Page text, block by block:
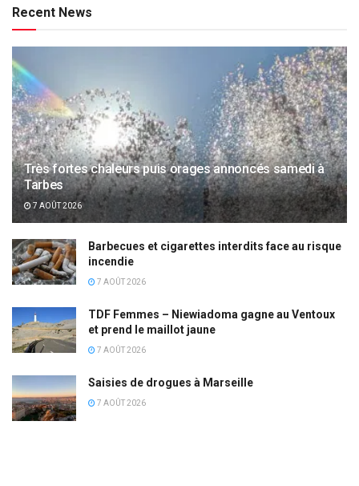
Recent News
Très fortes chaleurs puis orages annoncés samedi à
Tarbes
7 AOÛT 2026
Barbecues et cigarettes interdits face au risque
incendie
7 AOÛT 2026
TDF Femmes – Niewiadoma gagne au Ventoux
et prend le maillot jaune
7 AOÛT 2026
Saisies de drogues à Marseille
7 AOÛT 2026